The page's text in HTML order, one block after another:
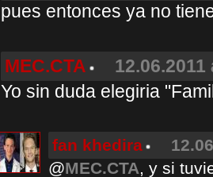
pues entonces ya no
MEC.CTA
Yo sin duda elegiria
fan khedira
@MEC.CTA, y si